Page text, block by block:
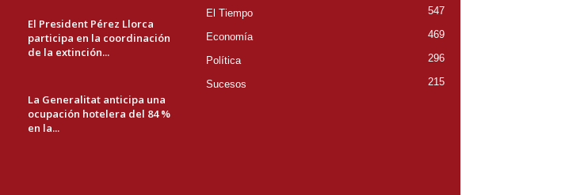
El President Pérez Llorca
participa en la coordinación
de la extinción...
La Generalitat anticipa una
ocupación hotelera del 84 %
en la...
El Tiempo 547
Economía 469
Política 296
Sucesos 215